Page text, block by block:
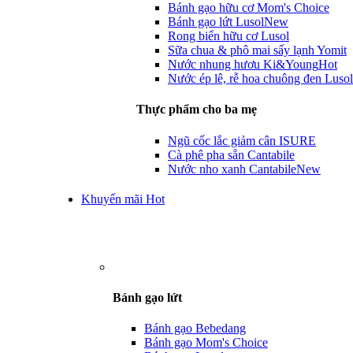
Bánh gạo hữu cơ Mom's Choice
Bánh gạo lứt LusolNew
Rong biển hữu cơ Lusol
Sữa chua & phô mai sấy lạnh Yomit
Nước nhung hươu Ki&YoungHot
Nước ép lê, rễ hoa chuông đen Lusol
Thực phẩm cho ba mẹ
Ngũ cốc lắc giảm cân ISURE
Cà phê pha sẵn Cantabile
Nước nho xanh CantabileNew
Khuyến mãi Hot
Bánh gạo lứt
Bánh gạo Bebedang
Bánh gạo Mom's Choice